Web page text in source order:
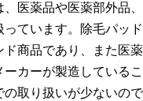
、医薬品や医薬部外品
っています。除毛パッ
ド商品であり、また医
カーが製造しているこ
の取り扱いが少ないので